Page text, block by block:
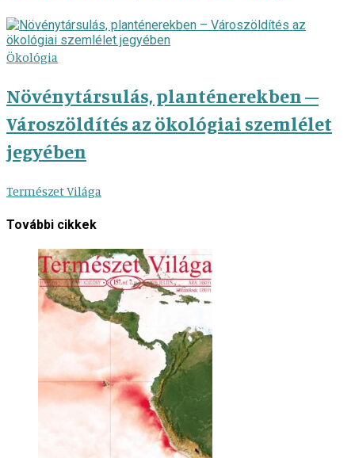
Ökológia
Növénytársulás, planténerekben –
Városzöldítés az ökológiai szemlélet
jegyében
Természet Világa
További cikkek